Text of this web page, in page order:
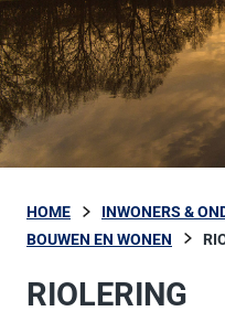
HOME
INWONERS &
BOUWEN EN WONEN
RIOLERING